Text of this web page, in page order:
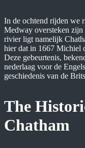
In de ochtend rijden we
Medway oversteken zijn
rivier ligt namelijk
hier dat in 1667 Michiel
Deze gebeurtenis,
nederlaag voor de
geschiedenis van de
The
Chatham